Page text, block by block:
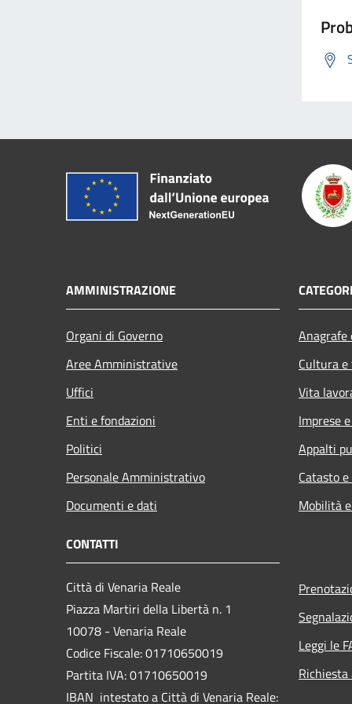
AMMINISTRAZIONE
Organi di Governo
Aree Amministrative
Uffici
Enti e fondazioni
Politici
Personale Amministrativo
Documenti e dati
Cultura
Vita
Imprese
Appalti
Catasto
Mobilità
CONTATTI
Città di Venaria Reale
Piazza Martiri della Libertà n. 1
10078 - Venaria Reale
Codice Fiscale: 01710650019
Partita IVA: 01710650019
IBAN intestato a Città di Venaria Reale:
Leggi le